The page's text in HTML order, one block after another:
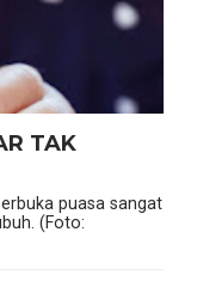
TAK
puasa sangat
(Foto: